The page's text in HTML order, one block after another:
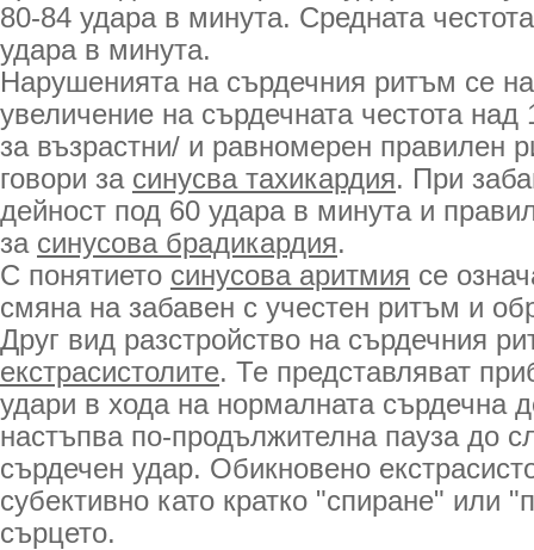
80-84 удара в минута. Средната
удара в минута.
Нарушенията на сърдечния ритъм се
увеличение на сърдечната честота
за възрастни/ и равномерен правилен
говори за синусва тахикардия. При
дейност под 60 удара в минута и
за синусова брадикардия.
С понятието синусова аритмия се
смяна на забавен с учестен ритъм и
Друг вид разстройство на сърдечния
екстрасистолите. Те представляват
удари в хода на нормалната сърдечна
настъпва по-продължителна пауза до
сърдечен удар. Обикновено
субективно като кратко "спиране" или
сърцето.